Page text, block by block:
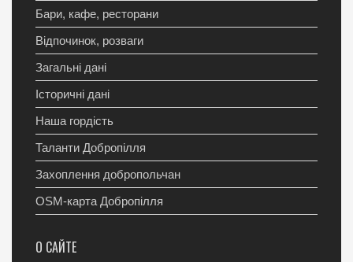
Бари, кафе, ресторани
Відпочинок, розваги
Загальні дані
Історичні дані
Наша гордість
Таланти Добропілля
Захоплення добропольчан
OSM-карта Добропілля
О САЙТЕ